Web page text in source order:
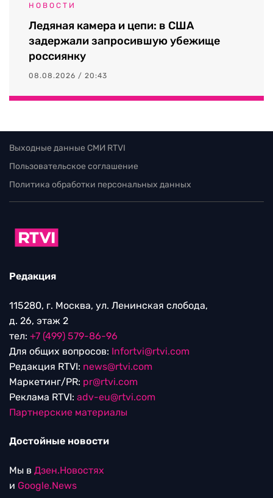
НОВОСТИ
Ледяная камера и цепи: в США
задержали запросившую убежище
россиянку
08.08.2026 / 20:43
Выходные данные СМИ RTVI
Пользовательское соглашение
Политика обработки персональных данных
Редакция
115280, г. Москва, ул. Ленинская слобода,
д. 26, этаж 2
тел: +7 (499) 579-86-96
Для общих вопросов: Infortvi@rtvi.com
Редакция RTVI: news@rtvi.com
Маркетинг/PR: pr@rtvi.com
Реклама RTVI: adv-eu@rtvi.com
Партнерские материалы
Достойные новости
Мы в Дзен.Новостях
и Google.News